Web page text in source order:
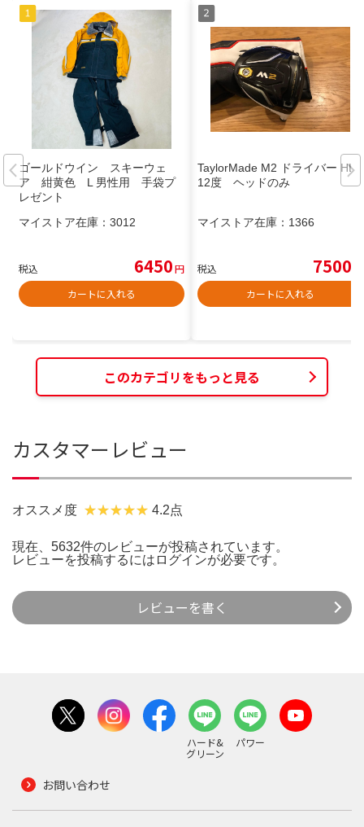
ゴールドウイン スキーウェ
ア 紺黄色 L 男性用 手袋プ
レゼント
マイストア在庫： 3012
税込 6450円
カートに入れる
TaylorMade M2 ドライバー HL
12度 ヘッドのみ
マイストア在庫： 1366
税込 7500
カートに入れる
このカテゴリをもっと見る
カスタマーレビュー
オススメ度 4.2点
現在、5632件のレビューが投稿されています。
レビューを投稿するには ログインが必要です。
レビューを書く
ハード&
グリーン
パワー
お問い合わせ